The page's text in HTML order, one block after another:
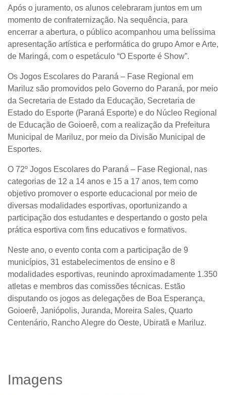
Após o juramento, os alunos celebraram juntos em um
momento de confraternização. Na sequência, para
encerrar a abertura, o público acompanhou uma belíssima
apresentação artística e performática do grupo Amor e Arte,
de Maringá, com o espetáculo “O Esporte é Show”.
Os Jogos Escolares do Paraná – Fase Regional em
Mariluz são promovidos pelo Governo do Paraná, por meio
da Secretaria de Estado da Educação, Secretaria de
Estado do Esporte (Paraná Esporte) e do Núcleo Regional
de Educação de Goioerê, com a realização da Prefeitura
Municipal de Mariluz, por meio da Divisão Municipal de
Esportes.
O 72º Jogos Escolares do Paraná – Fase Regional, nas
categorias de 12 a 14 anos e 15 a 17 anos, tem como
objetivo promover o esporte educacional por meio de
diversas modalidades esportivas, oportunizando a
participação dos estudantes e despertando o gosto pela
prática esportiva com fins educativos e formativos.
Neste ano, o evento conta com a participação de 9
municípios, 31 estabelecimentos de ensino e 8
modalidades esportivas, reunindo aproximadamente 1.350
atletas e membros das comissões técnicas. Estão
disputando os jogos as delegações de Boa Esperança,
Goioerê, Janiópolis, Juranda, Moreira Sales, Quarto
Centenário, Rancho Alegre do Oeste, Ubiratã e Mariluz.
Imagens